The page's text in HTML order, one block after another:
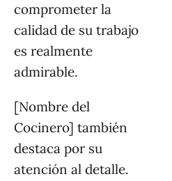
comprometer la
calidad de su trabajo
es realmente
admirable.
[Nombre del
Cocinero] también
destaca por su
atención al detalle.